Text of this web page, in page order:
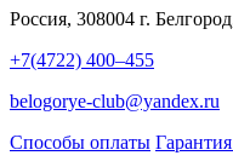
Россия, 308004 г.
+7(4722) 400–455
belogorye-club@yandex.ru
Способы оплаты